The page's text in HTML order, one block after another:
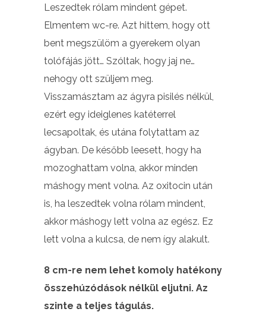
Leszedtek rólam mindent gépet.
Elmentem wc-re. Azt hittem, hogy ott
bent megszülöm a gyerekem olyan
tolófájás jött… Szóltak, hogy jaj ne…
nehogy ott szüljem meg.
Visszamásztam az ágyra pisilés nélkül,
ezért egy ideiglenes katéterrel
lecsapoltak, és utána folytattam az
ágyban. De később leesett, hogy ha
mozoghattam volna, akkor minden
máshogy ment volna. Az oxitocin után
is, ha leszedtek volna rólam mindent,
akkor máshogy lett volna az egész. Ez
lett volna a kulcsa, de nem így alakult.
8 cm-re nem lehet komoly hatékony
összehúzódások nélkül eljutni. Az
szinte a teljes tágulás.